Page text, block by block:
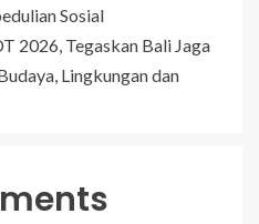
Sosial
2026, Tegaskan Bali Jaga
Lingkungan dan